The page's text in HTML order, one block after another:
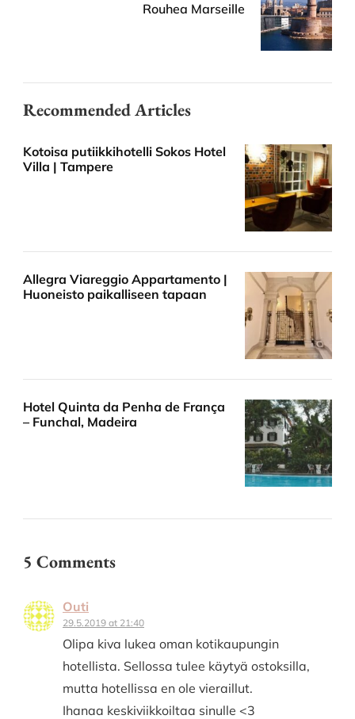
Rouhea Marseille
Recommended Articles
Kotoisa putiikkihotelli Sokos Hotel
Villa | Tampere
Allegra Viareggio Appartamento |
Huoneisto paikalliseen tapaan
Hotel Quinta da Penha de França
– Funchal, Madeira
5 Comments
Outi
29.5.2019 at 21:40
Olipa kiva lukea oman kotikaupungin
hotellista. Sellossa tulee käytyä ostoksilla,
mutta hotellissa en ole vieraillut.
Ihanaa keskiviikkoiltaa sinulle <3